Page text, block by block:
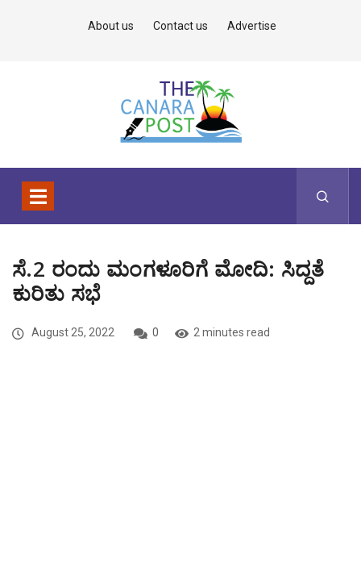
About us Contact us Advertise
ಸೆ.2 ರಂದು ಮಂಗಳೂರಿಗೆ ಮೋದಿ: ಸಿದ್ದತೆ
ಕುರಿತು ಸಭೆ
August 25, 2022 0 2 minutes read